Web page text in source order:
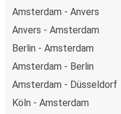
Amsterdam - Anvers
Anvers - Amsterdam
Berlin - Amsterdam
Amsterdam - Berlin
Amsterdam - Düsseldorf
Köln - Amsterdam